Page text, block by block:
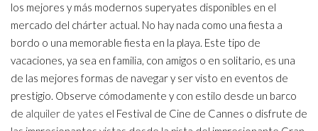
los mejores y más modernos superyates disponibles en el
mercado del chárter actual. No hay nada como una fiesta a
bordo o una memorable fiesta en la playa. Este tipo de
vacaciones, ya sea en familia, con amigos o en solitario, es una
de las mejores formas de navegar y ser visto en eventos de
prestigio. Observe cómodamente y con estilo desde un barco
de alquiler de yates el Festival de Cine de Cannes o disfrute de